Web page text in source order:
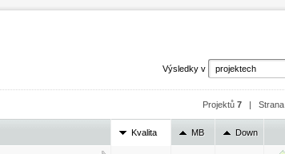
Výsledky v
Projektů 7 | Strana
Kvalita MB Down